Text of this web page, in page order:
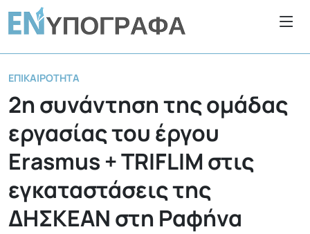
ΕΠΙΚΑΙΡΌΤΗΤΑ
2η συνάντηση της ομάδας
εργασίας του έργου
Erasmus + TRIFLIM στις
εγκαταστάσεις της
ΔΗΣΚΕΑΝ στη Ραφήνα